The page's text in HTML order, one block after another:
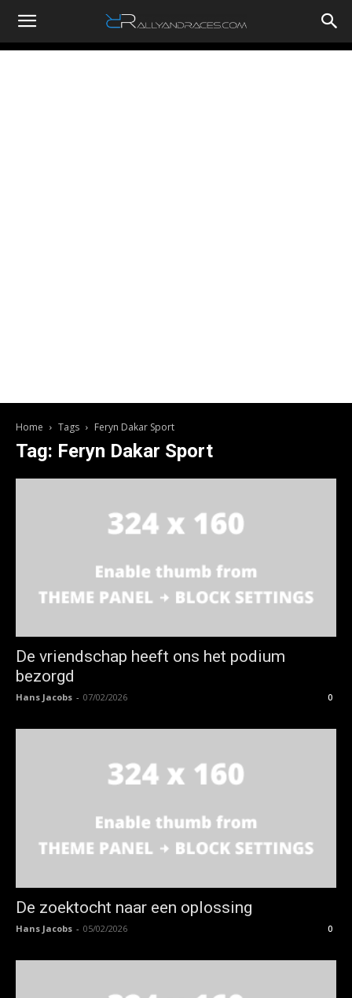
RallyandRaces.com
Home Tags Feryn Dakar Sport
Tag: Feryn Dakar Sport
De vriendschap heeft ons het podium
bezorgd
Hans Jacobs - 07/02/2026 0
De zoektocht naar een oplossing
Hans Jacobs - 05/02/2026 0